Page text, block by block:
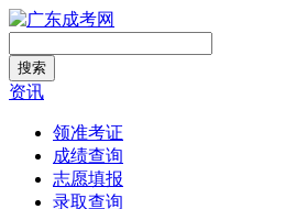
搜索
资讯
领准考证
成绩查询
志愿填报
录取查询